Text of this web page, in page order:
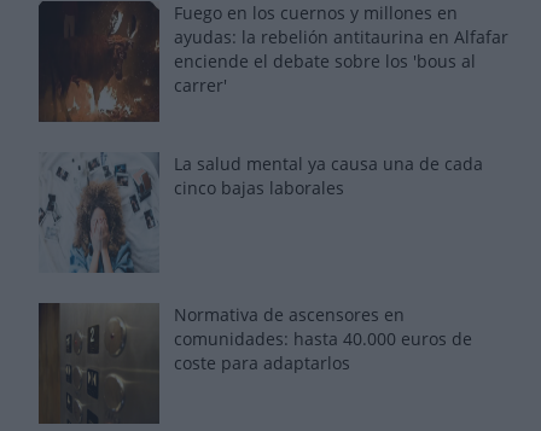
Fuego en los cuernos y millones en
ayudas: la rebelión antitaurina en Alfafar
enciende el debate sobre los 'bous al
carrer'
La salud mental ya causa una de cada
cinco bajas laborales
Normativa de ascensores en
comunidades: hasta 40.000 euros de
coste para adaptarlos